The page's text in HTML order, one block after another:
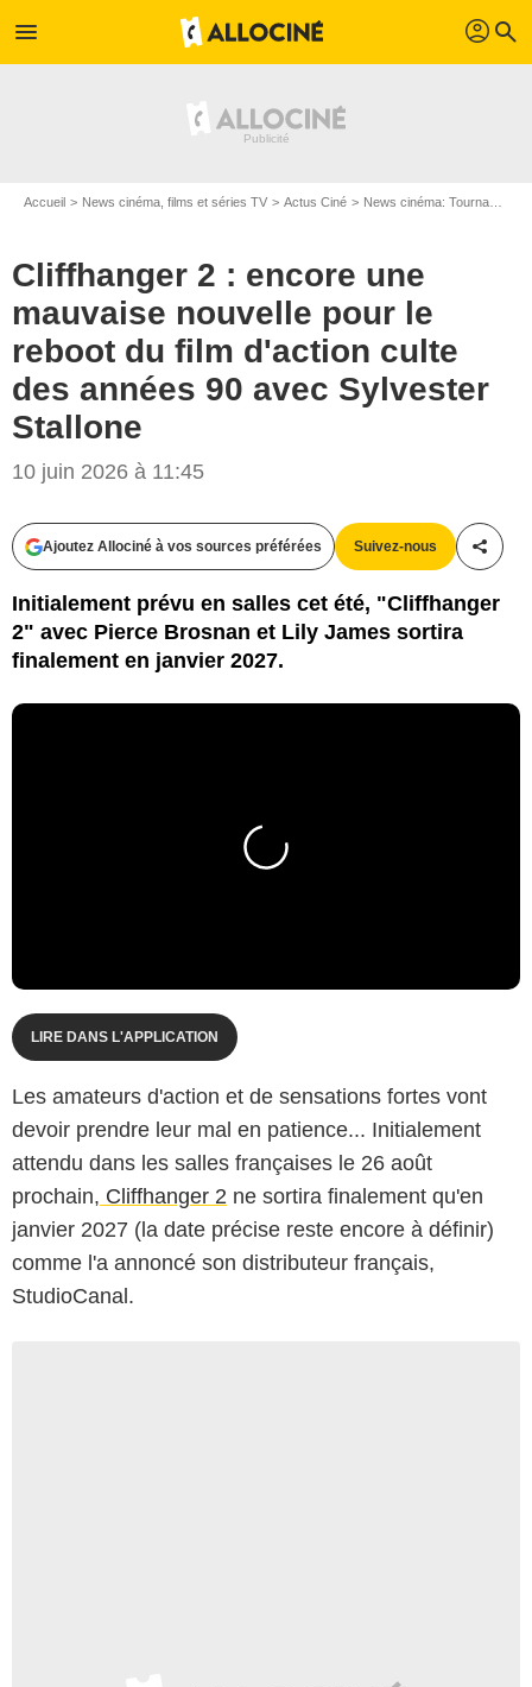
menu profil search
Accueil News cinéma, films et séries TV Actus Ciné News cinéma: Tournages
Cliffhanger 2 : encore une
mauvaise nouvelle pour le
reboot du film d'action culte
des années 90 avec Sylvester
Stallone
10 juin 2026 à 11:45
Ajoutez Allociné à vos sources préférées Suivez-nous
Initialement prévu en salles cet été, "Cliffhanger
2" avec Pierce Brosnan et Lily James sortira
finalement en janvier 2027.
LIRE DANS L'APPLICATION
Les amateurs d'action et de sensations fortes vont
devoir prendre leur mal en patience... Initialement
attendu dans les salles françaises le 26 août
prochain, Cliffhanger 2 ne sortira finalement qu'en
janvier 2027 (la date précise reste encore à définir)
comme l'a annoncé son distributeur français,
StudioCanal.